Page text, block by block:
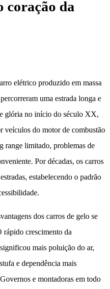
coração da
elétrico produzido em massa
uma estrada longa e
glória no início do século XX,
veículos do motor de combustão
range limitado, problemas de
Por décadas, os carros
estabelecendo o padrão
dos carros de gelo se
rápido crescimento da
mais poluição do ar,
e dependência mais
e montadoras em todo